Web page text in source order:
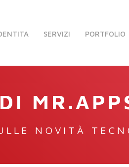
SERVIZI PORTFOLIO
NOVITÀ